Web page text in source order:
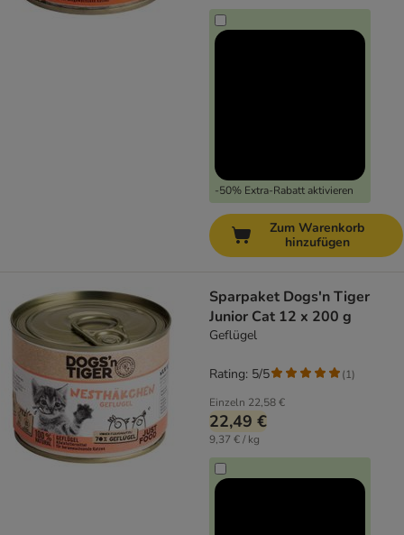
-50% Extra-Rabatt aktivieren
Zum Warenkorb
hinzufügen
Sparpaket Dogs'n Tiger
Junior Cat 12 x 200 g
Geflügel
Einzeln 22,58 €
22,49 €
9,37 € / kg
Rating: 5/5 (1)